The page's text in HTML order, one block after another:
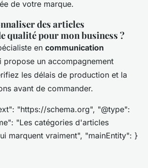
de votre marque.
des articles
qualité pour mon business ?
en communication
propose un accompagnement
les délais de production et la
avant de commander.
"https://schema.org", "@type":
"Les catégories d'articles
marquent vraiment", "mainEntity": }